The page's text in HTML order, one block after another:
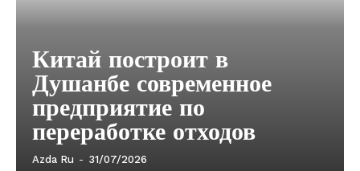
Китай построит в
Душанбе современное
предприятие по
переработке отходов
Azda Ru - 31/07/2026